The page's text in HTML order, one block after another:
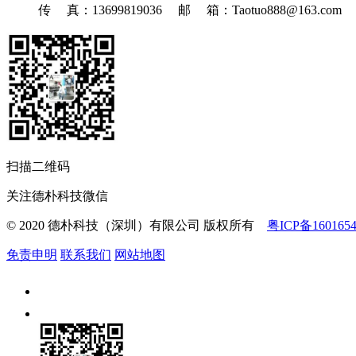
传 真：13699819036 邮 箱：Taotuo888@163.com
扫描二维码
关注德朴科技微信
© 2020 德朴科技（深圳）有限公司 版权所有 粤ICP备
免责申明 联系我们 网站地图